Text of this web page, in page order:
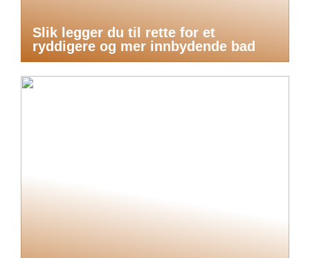
Slik legger du til rette for et
ryddigere og mer innbydende bad